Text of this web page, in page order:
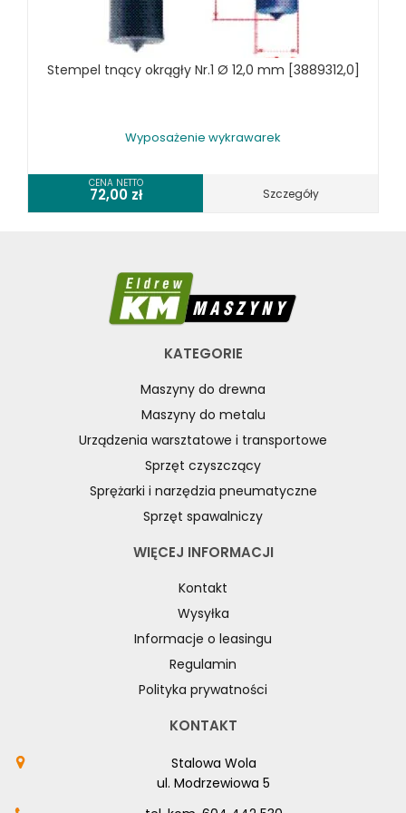
SPRZĘT SPAWALNICZY
RÓŻNE OKAZJE
KOSZT DOSTAWY
Stempel tnący okrągły Nr.1 Ø 12,0 mm [3889312,0]
Wyposażenie wykrawarek
CENA NETTO
72,00 zł Szczegóły
KATEGORIE
Maszyny do drewna
Maszyny do metalu
Urządzenia warsztatowe i transportowe
Sprzęt czyszczący
Sprężarki i narzędzia pneumatyczne
Sprzęt spawalniczy
WIĘCEJ INFORMACJI
Kontakt
Wysyłka
Informacje o leasingu
Regulamin
Polityka prywatności
KONTAKT
Stalowa Wola
ul. Modrzewiowa 5